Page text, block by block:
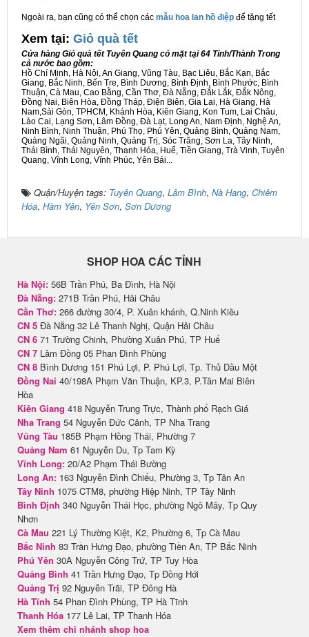
Ngoài ra, bạn cũng có thể chọn các mẫu hoa lan hồ điệp để tặng tết
Xem tại: Giỏ quà tết
Cửa hàng Giỏ quà tết Tuyên Quang có mặt tại 64 Tỉnh/Thành Trong
cả nước bao gồm:
Hồ Chí Minh, Hà Nội, An Giang, Vũng Tàu, Bạc Liêu, Bắc Kạn, Bắc
Giang, Bắc Ninh, Bến Tre, Bình Dương, Bình Định, Bình Phước, Bình
Thuận, Cà Mau, Cao Bằng, Cần Thơ, Đà Nẵng, Đắk Lắk, Đắk Nông,
Đồng Nai, Biên Hòa, Đồng Tháp, Điện Biên, Gia Lai, Hà Giang, Hà
Nam,Sài Gòn, TPHCM, Khánh Hòa, Kiên Giang, Kon Tum, Lai Châu,
Lào Cai, Lạng Sơn, Lâm Đồng, Đà Lạt, Long An, Nam Định, Nghệ An,
Ninh Bình, Ninh Thuận, Phú Thọ, Phú Yên, Quảng Bình, Quảng Nam,
Quảng Ngãi, Quảng Ninh, Quảng Trị, Sóc Trăng, Sơn La, Tây Ninh,
Thái Bình, Thái Nguyên, Thanh Hóa, Huế, Tiền Giang, Trà Vinh, Tuyên
Quang, Vĩnh Long, Vĩnh Phúc, Yên Bái...
Quận/Huyện tags: Tuyên Quang, Lâm Bình, Nà Hang, Chiêm
Hóa, Hàm Yên, Yên Sơn, Sơn Dương
SHOP HOA CÁC TỈNH
Hà Nội: 56B Trần Phú, Ba Đình, Hà Nội
Đà Nẵng: 271B Trần Phú, Hải Châu
Cần Thơ: 266 đường 30/4, P. Xuân khánh, Q.Ninh Kiều
CN 5 Đà Nẵng 32 Lê Thanh Nghị, Quận Hải Châu
CN 6 71 Trường Chinh, Phường Xuân Phú, TP Huế
CN 7 Lâm Đồng 05 Phan Đình Phùng
CN 8 Bình Dương 151 Phú Lợi, P. Phú Lợi, Tp. Thủ Dầu Một
Đồng Nai 40/198A Phạm Văn Thuận, KP.3, P.Tân Mai Biên
Hòa
Kiên Giang 418 Nguyễn Trung Trực, Thành phố Rạch Giá
Nha Trang 54 Nguyễn Đức Cảnh, TP Nha Trang
Vũng Tàu 185B Phạm Hồng Thái, Phường 7
Quảng Nam 61 Nguyễn Du, Tp Tam Kỳ
Vĩnh Long: 20/A2 Phạm Thái Bường
Long An: 163 Nguyễn Đình Chiểu, Phường 3, Tp Tân An
Tây Ninh 1075 CTM8, phường Hiệp Ninh, TP Tây Ninh
Bình Định 340 Nguyễn Thái Học, phường Ngô Mây, Tp Quy
Nhơn
Cà Mau 221 Lý Thường Kiệt, K2, Phường 6, Tp Cà Mau
Bắc Ninh 83 Trần Hưng Đạo, phường Tiền An, TP Bắc Ninh
Phú Yên 30A Nguyễn Công Trứ, TP Tuy Hòa
Quảng Bình 41 Trần Hưng Đạo, Tp Đồng Hới
Quảng Trị 92 Nguyễn Trãi, TP Đông Hà
Hà Tĩnh 54 Phan Đình Phùng, TP Hà Tĩnh
Thanh Hóa 177 Lê Lai, TP Thanh Hóa
Xem thêm chi nhánh shop hoa